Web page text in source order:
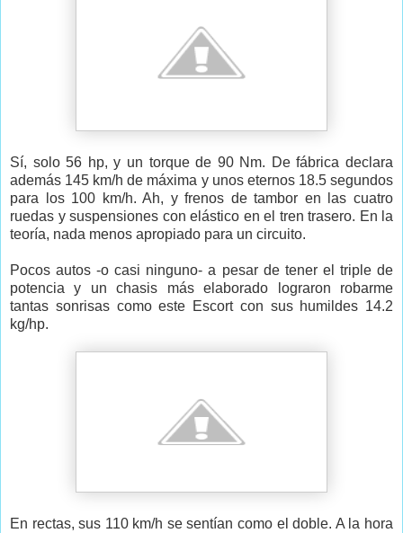
Sí, solo 56 hp, y un torque de 90 Nm. De fábrica declara
además 145 km/h de máxima y unos eternos 18.5 segundos
para los 100 km/h. Ah, y frenos de tambor en las cuatro
ruedas y suspensiones con elástico en el tren trasero. En la
teoría, nada menos apropiado para un circuito.
Pocos autos -o casi ninguno- a pesar de tener el triple de
potencia y un chasis más elaborado lograron robarme
tantas sonrisas como este Escort con sus humildes 14.2
kg/hp.
En rectas, sus 110 km/h se sentían como el doble. A la hora